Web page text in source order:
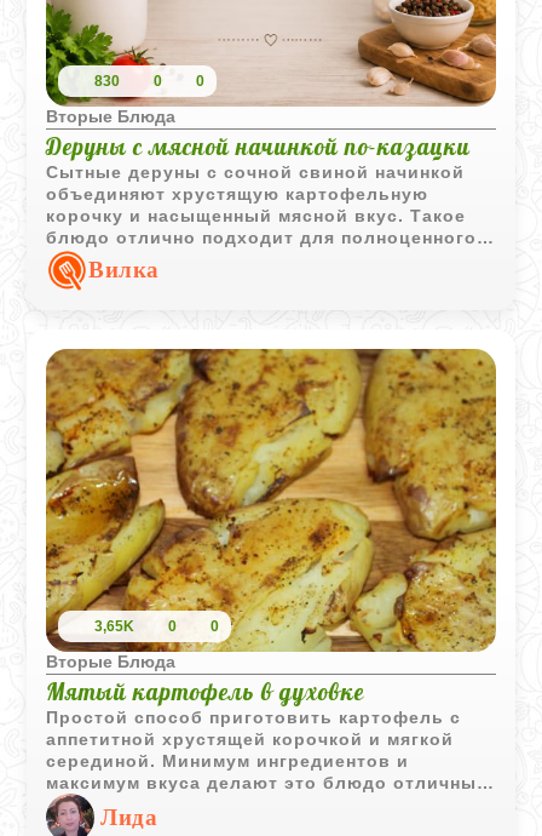
830 0 0
Вторые Блюда
Деруны с мясной начинкой по-казацки
Сытные деруны с сочной свиной начинкой
объединяют хрустящую картофельную
корочку и насыщенный мясной вкус. Такое
блюдо отлично подходит для полноценного
обеда или ужина.
Вилка
3,65K 0 0
Вторые Блюда
Мятый картофель в духовке
Простой способ приготовить картофель с
аппетитной хрустящей корочкой и мягкой
серединой. Минимум ингредиентов и
максимум вкуса делают это блюдо отличным
гарниром на каждый день.
Лида